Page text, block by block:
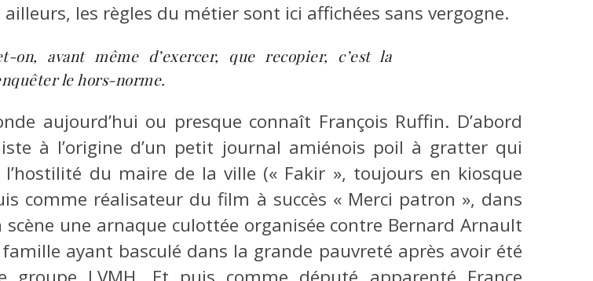
les règles du métier sont ici affichées sans vergogne.
on, avant même d’exercer, que recopier, c’est la
le hors-norme.
aujourd’hui ou presque connaît François Ruffin. D’abord
à l’origine d’un petit journal amiénois poil à gratter qui
l’hostilité du maire de la ville (« Fakir », toujours en kiosque
comme réalisateur du film à succès « Merci patron », dans
une arnaque culottée organisée contre Bernard Arnault
ayant basculé dans la grande pauvreté après avoir été